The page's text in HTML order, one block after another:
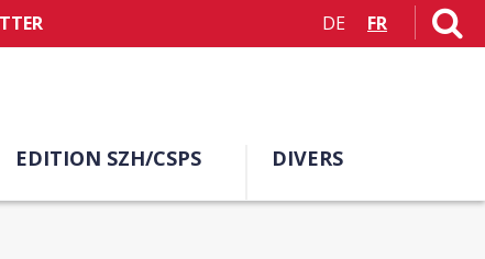
DE FR
EDITION SZH/CSPS DIVERS